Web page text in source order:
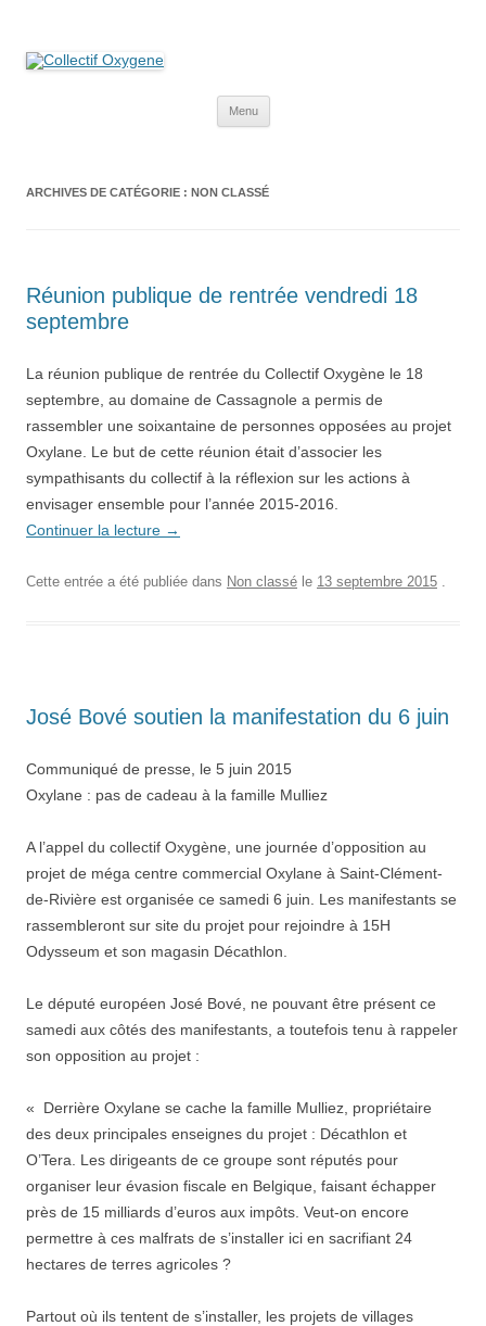
Menu
ARCHIVES DE CATÉGORIE : NON CLASSÉ
Réunion publique de rentrée vendredi 18
septembre
La réunion publique de rentrée du Collectif Oxygène le 18
septembre, au domaine de Cassagnole a permis de
rassembler une soixantaine de personnes opposées au projet
Oxylane. Le but de cette réunion était d’associer les
sympathisants du collectif à la réflexion sur les actions à
envisager ensemble pour l’année 2015-2016.
Continuer la lecture →
Cette entrée a été publiée dans Non classé le 13 septembre 2015 .
José Bové soutien la manifestation du 6 juin
Communiqué de presse, le 5 juin 2015
Oxylane : pas de cadeau à la famille Mulliez
A l’appel du collectif Oxygène, une journée d’opposition au
projet de méga centre commercial Oxylane à Saint-Clément-
de-Rivière est organisée ce samedi 6 juin. Les manifestants se
rassembleront sur site du projet pour rejoindre à 15H
Odysseum et son magasin Décathlon.
Le député européen José Bové, ne pouvant être présent ce
samedi aux côtés des manifestants, a toutefois tenu à rappeler
son opposition au projet :
« Derrière Oxylane se cache la famille Mulliez, propriétaire
des deux principales enseignes du projet : Décathlon et
O’Tera. Les dirigeants de ce groupe sont réputés pour
organiser leur évasion fiscale en Belgique, faisant échapper
près de 15 milliards d’euros aux impôts. Veut-on encore
permettre à ces malfrats de s’installer ici en sacrifiant 24
hectares de terres agricoles ?
Partout où ils tentent de s’installer, les projets de villages